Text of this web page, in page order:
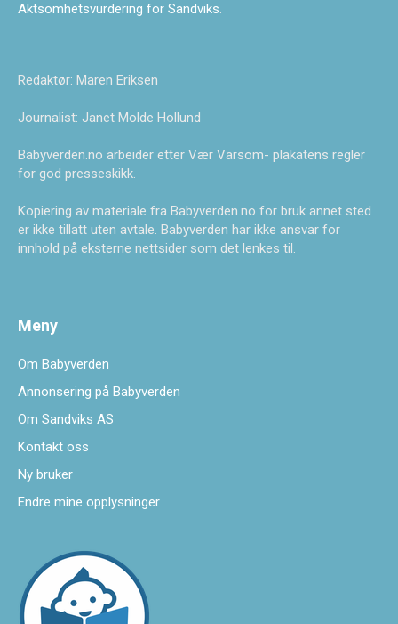
Aktsomhetsvurdering for Sandviks.
Redaktør: Maren Eriksen
Journalist: Janet Molde Hollund
Babyverden.no arbeider etter Vær Varsom- plakatens regler
for god presseskikk.
Kopiering av materiale fra Babyverden.no for bruk annet sted
er ikke tillatt uten avtale. Babyverden har ikke ansvar for
innhold på eksterne nettsider som det lenkes til.
Meny
Om Babyverden
Annonsering på Babyverden
Om Sandviks AS
Kontakt oss
Ny bruker
Endre mine opplysninger